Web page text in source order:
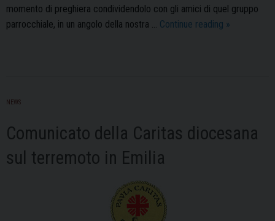
momento di preghiera condividendolo con gli amici di quel gruppo
parrocchiale, in un angolo della nostra … Continue reading Azione
25
»
NEWS
Comunicato della Caritas diocesana
sul terremoto in Emilia